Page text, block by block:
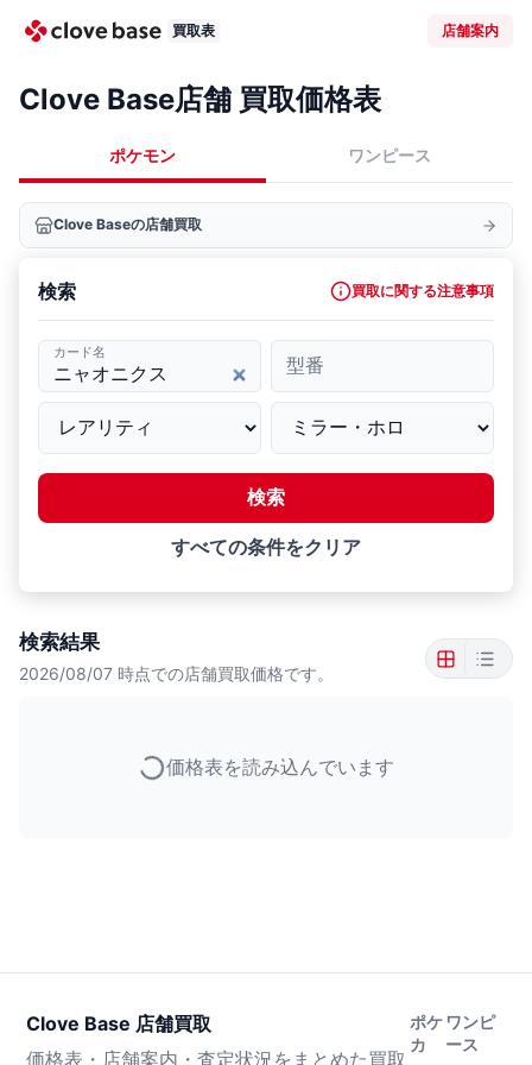
買取表 店舗案内
Clove Base店舗 買取価格表
ポケモン ワンピース
Clove Baseの店舗買取
検索 買取に関する注意事項
カード名
型番
検索
すべての条件をクリア
検索結果
2026/08/07 時点での店舗買取価格です。
価格表を読み込んでいます
Clove Base 店舗買取
価格表・店舗案内・査定状況をまとめた買取
ポケ
カ
ワンピ
ース